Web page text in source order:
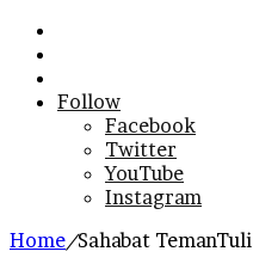
In
Follow
Facebook
Twitter
YouTube
Instagram
Home/Sahabat TemanTuli